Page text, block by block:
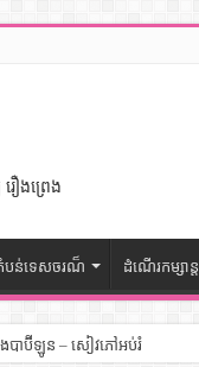
ឿងព្រេង
បន់ទេសចរណ៏ ដំណើរកម្សាន្ត
បាប៊ីឡូន – សៀវភៅអប់រំ